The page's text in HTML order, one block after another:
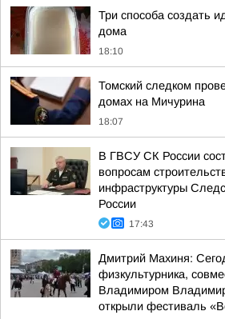
Три способа создать
дома
18:10
Томский следком
домах на Мичурина
18:07
В ГВСУ СК России
вопросам
инфраструктуры
России
17:43
Дмитрий Махиня:
физкультурника,
Владимиром
открыли фестиваль